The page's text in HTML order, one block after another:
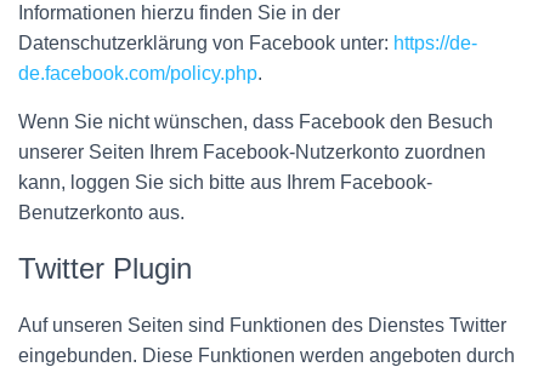
Informationen hierzu finden Sie in der
Datenschutzerklärung von Facebook unter: https://de-
de.facebook.com/policy.php.
Wenn Sie nicht wünschen, dass Facebook den Besuch
unserer Seiten Ihrem Facebook-Nutzerkonto zuordnen
kann, loggen Sie sich bitte aus Ihrem Facebook-
Benutzerkonto aus.
Twitter Plugin
Auf unseren Seiten sind Funktionen des Dienstes Twitter
eingebunden. Diese Funktionen werden angeboten durch